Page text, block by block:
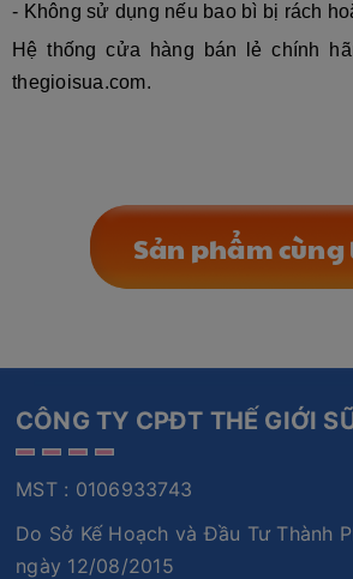
- Không sử dụng nếu bao bì bị rách
Hệ thống cửa hàng bán lẻ chính
thegioisua.com.
Sản phẩm
CÔNG TY CPĐT THẾ GIỚI
MST : 0106933743
Do Sở Kế Hoạch và Đầu Tư Thành
ngày 12/08/2015